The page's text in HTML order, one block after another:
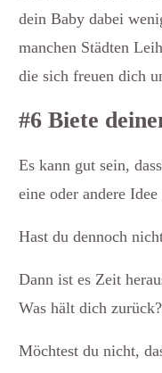
dein Baby dabei
manchen Städten
die sich freuen dich
#6 Biete
Es kann gut sein,
eine oder andere
Hast du dennoch
Dann ist es Zeit
Was hält dich zurück?
Möchtest du nicht,